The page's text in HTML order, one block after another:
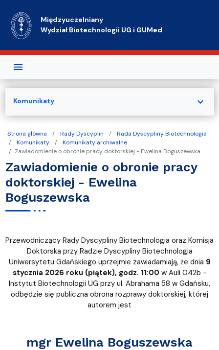
Międzyuczelniany
Wydział Biotechnologii UG i GUMed
Strona główna Rady Dyscyplin
Rada Dyscypliny Biotechnologia
Komunikaty
Komunikaty archiwalne
Zawiadomienie o obronie pracy doktorskiej - Ewelina Boguszewska
Zawiadomienie o obronie pracy
doktorskiej - Ewelina
Boguszewska
Przewodniczący Rady Dyscypliny Biotechnologia oraz Komisja
Doktorska przy Radzie Dyscypliny Biotechnologia
Uniwersytetu Gdańskiego uprzejmie zawiadamiają, że dnia 9
stycznia 2026 roku (piątek), godz. 11:00 w Auli 042b -
Instytut Biotechnologii UG przy ul. Abrahama 58 w Gdańsku,
odbędzie się publiczna obrona rozprawy doktorskiej, której
autorem jest
mgr Ewelina Boguszewska
Komunikaty expand_more